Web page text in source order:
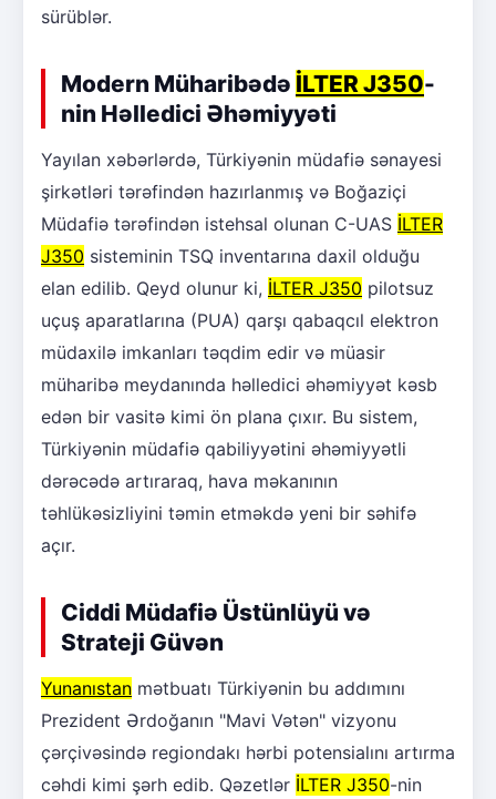
sürüblər.
Modern Müharibədə İLTER J350-
nin Həlledici Əhəmiyyəti
Yayılan xəbərlərdə, Türkiyənin müdafiə sənayesi
şirkətləri tərəfindən hazırlanmış və Boğaziçi
Müdafiə tərəfindən istehsal olunan C-UAS İLTER
J350 sisteminin TSQ inventarına daxil olduğu
elan edilib. Qeyd olunur ki, İLTER J350 pilotsuz
uçuş aparatlarına (PUA) qarşı qabaqcıl elektron
müdaxilə imkanları təqdim edir və müasir
müharibə meydanında həlledici əhəmiyyət kəsb
edən bir vasitə kimi ön plana çıxır. Bu sistem,
Türkiyənin müdafiə qabiliyyətini əhəmiyyətli
dərəcədə artıraraq, hava məkanının
təhlükəsizliyini təmin etməkdə yeni bir səhifə
açır.
Ciddi Müdafiə Üstünlüyü və
Strateji Güvən
Yunanıstan mətbuatı Türkiyənin bu addımını
Prezident Ərdoğanın "Mavi Vətən" vizyonu
çərçivəsində regiondakı hərbi potensialını artırma
cəhdi kimi şərh edib. Qəzetlər İLTER J350-nin